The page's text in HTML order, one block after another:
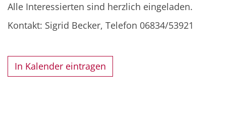
Alle Interessierten sind herzlich eingeladen.
Kontakt: Sigrid Becker, Telefon 06834/53921
In Kalender eintragen